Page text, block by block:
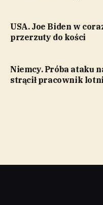
USA. Joe Biden w
przerzuty do kości
Niemcy. Próba ataku
strącił pracownik